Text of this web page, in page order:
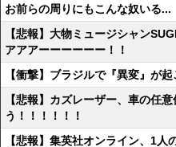
お前らの周りにもこんな奴いる...
【悲報】大物ミュージシャン
アアアーーーーーー！！
【衝撃】ブラジルで『異変』が
【悲報】カズレーザー、車の任
う！！！！！！
【悲報】集英社オンライン、1人